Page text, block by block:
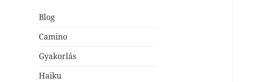
Blog
Camino
Gyakorlás
Haiku